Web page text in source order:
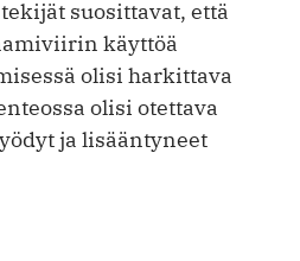
suosittavat, että
käyttöä
olisi harkittava
olisi otettava
ja lisääntyneet